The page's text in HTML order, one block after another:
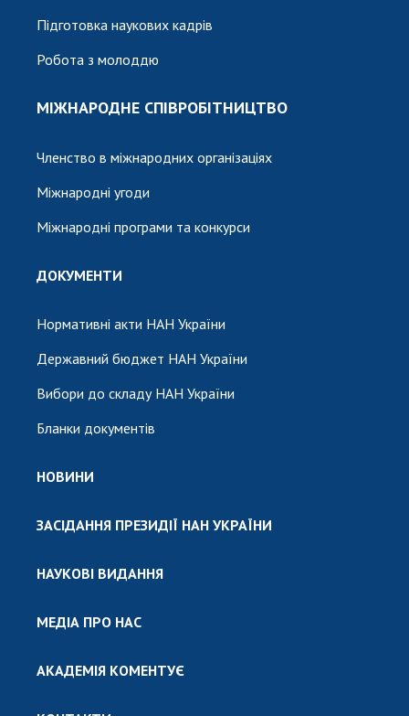
Підготовка наукових кадрів
Робота з молоддю
МІЖНАРОДНЕ СПІВРОБІТНИЦТВО
Членство в міжнародних організаціях
Міжнародні угоди
Міжнародні програми та конкурси
ДОКУМЕНТИ
Нормативні акти НАН України
Державний бюджет НАН України
Вибори до складу НАН України
Бланки документів
НОВИНИ
ЗАСІДАННЯ ПРЕЗИДІЇ НАН УКРАЇНИ
НАУКОВІ ВИДАННЯ
МЕДІА ПРО НАС
АКАДЕМІЯ КОМЕНТУЄ